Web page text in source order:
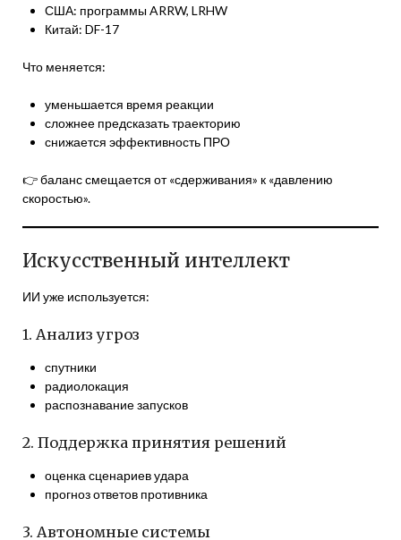
США: программы ARRW, LRHW
Китай: DF-17
Что меняется:
уменьшается время реакции
сложнее предсказать траекторию
снижается эффективность ПРО
👉 баланс смещается от «сдерживания» к «давлению
скоростью».
Искусственный интеллект
ИИ уже используется:
1. Анализ угроз
спутники
радиолокация
распознавание запусков
2. Поддержка принятия решений
оценка сценариев удара
прогноз ответов противника
3. Автономные системы